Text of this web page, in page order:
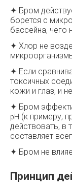
✦ Бром
борется с
бассейна, чего
✦ Хлор не
✦ Если
токсичных
кожи и глаз, и
✦ Бром
pH (к примеру,
действовать, в
составляет
✦ Бром не
Принцип